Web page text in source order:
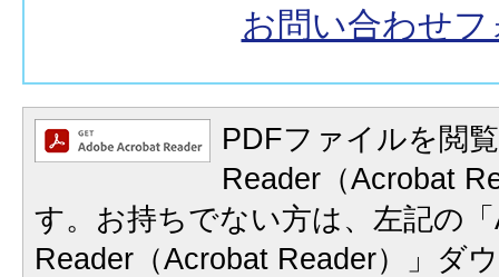
お問い合わせフ
PDFファイルを閲
Reader（Acrobat
す。お持ちでない方は、左記の
Reader（Acrobat Reader）」ダ